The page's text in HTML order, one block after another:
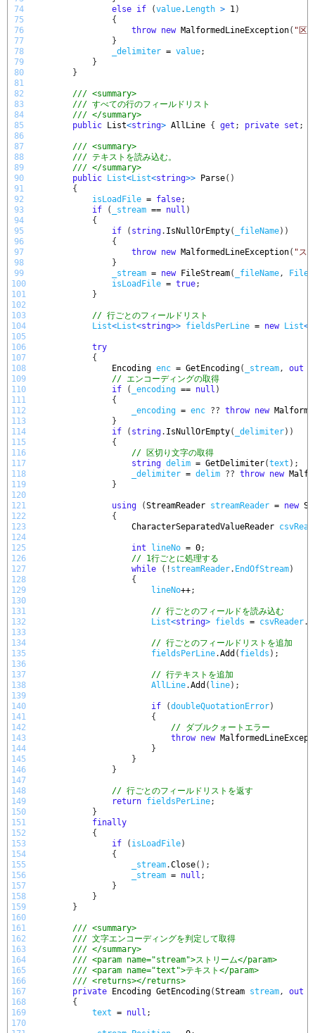
74
75
76
77
78
79
80
81
82
83
84
85
86
87
88
89
90
91
92
93
94
95
96
97
98
99
100
101
102
103
104
105
106
107
108
109
110
111
112
113
114
115
116
117
118
119
120
121
122
123
124
125
126
127
128
129
130
131
132
133
134
135
136
137
138
139
140
141
142
143
144
145
146
147
148
149
150
151
152
153
154
155
156
157
158
159
160
161
162
163
164
165
166
167
168
169
170
else if (value. Length > 1)
{
throw new MalformedLineException( "区
}
_delimiter = value;
}
}
/// <summary>
/// すべての行のフィールドリスト
/// </summary>
public
List<string> AllLine { get ; private set ;
/// <summary>
/// テキストを読み込む。
/// </summary>
public
List<List<string>> Parse( )
{
isLoadFile = false;
if
( _stream == null )
{
if
( string. IsNullOrEmpty( _fileName) )
{
throw new MalformedLineException( "ス
}
_stream = new FileStream( _fileName,
isLoadFile = true;
}
// 行ごとのフィールドリスト
List<List<string>> fieldsPerLine = new List<
try
{
Encoding enc = GetEncoding( _stream, out
// エンコーディングの取得
if
( _encoding == null )
{
_encoding = enc ?? throw new
}
if
( string. IsNullOrEmpty( _delimiter) )
{
// 区切り文字の取得
string delim = GetDelimiter(text ) ;
_delimiter = delim ?? throw new
}
using (StreamReader streamReader = new
{
CharacterSeparatedValueReader
int lineNo = 0;
// 1行ごとに処理する
while
( ! streamReader. EndOfStream)
{
lineNo++;
// 行ごとのフィールドを読み込む
List<string> fields = csvReader.
// 行ごとのフィールドリストを追加
fieldsPerLine.Add ( fields ) ;
// 行テキストを追加
AllLine.Add ( line) ;
if (doubleQuotationError)
{
// ダブルクォートエラー
throw new
}
}
}
// 行ごとのフィールドリストを返す
return fieldsPerLine;
}
finally
{
if
( isLoadFile)
{
_stream.Close( ) ;
_stream = null ;
}
}
}
/// <summary>
/// 文字エンコーディングを判定して取得
/// </summary>
/// <param name="stream">ストリーム</param>
/// <param name="text">テキスト</param>
/// <returns></returns>
private
Encoding GetEncoding(Stream stream, out
{
text = null ;